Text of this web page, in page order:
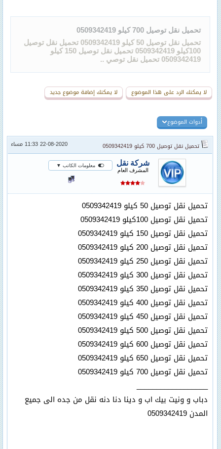
تحميل نقل توصيل 700 كيلو 0509342419
تحميل نقل توصيل 50 كيلو 0509342419 تحميل نقل توصيل
100كيلو 0509342419 تحميل نقل توصيل 150 كيلو
0509342419 تحميل نقل توصي ..
لا يمكنك الرد على هذا الموضوع لا يمكنك إضافة موضوع جديد
أدوات الموضوع
تحميل نقل توصيل 700 كيلو 0509342419 22-08-2020 11:33 مساء
شركة نقل
المشرف العام
معلومات الكاتب ▼
تحميل نقل توصيل 50 كيلو 0509342419
تحميل نقل توصيل 100كيلو 0509342419
تحميل نقل توصيل 150 كيلو 0509342419
تحميل نقل توصيل 200 كيلو 0509342419
تحميل نقل توصيل 250 كيلو 0509342419
تحميل نقل توصيل 300 كيلو 0509342419
تحميل نقل توصيل 350 كيلو 0509342419
تحميل نقل توصيل 400 كيلو 0509342419
تحميل نقل توصيل 450 كيلو 0509342419
تحميل نقل توصيل 500 كيلو 0509342419
تحميل نقل توصيل 600 كيلو 0509342419
تحميل نقل توصيل 650 كيلو 0509342419
تحميل نقل توصيل 700 كيلو 0509342419
__________________
دباب و ونيت بيك اب و دينا دنا دنه نقل من جده الى جميع
المدن 0509342419